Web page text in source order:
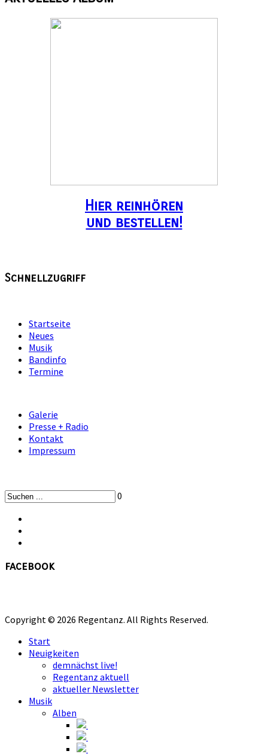
Hier reinhören
und bestellen!
Schnellzugriff
Startseite
Neues
Musik
Bandinfo
Termine
Galerie
Presse + Radio
Kontakt
Impressum
0
facebook
Copyright © 2026 Regentanz. All Rights Reserved.
Start
Neuigkeiten
demnächst live!
Regentanz aktuell
aktueller Newsletter
Musik
Alben